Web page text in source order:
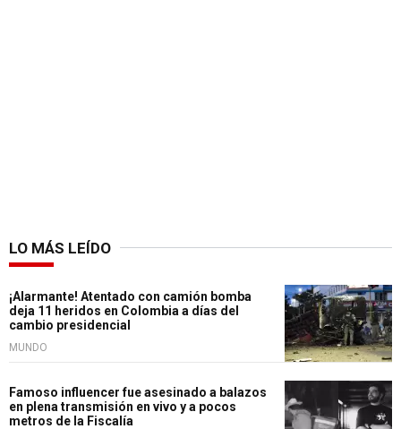
LO MÁS LEÍDO
¡Alarmante! Atentado con camión bomba
deja 11 heridos en Colombia a días del
cambio presidencial
MUNDO
Famoso influencer fue asesinado a balazos
en plena transmisión en vivo y a pocos
metros de la Fiscalía